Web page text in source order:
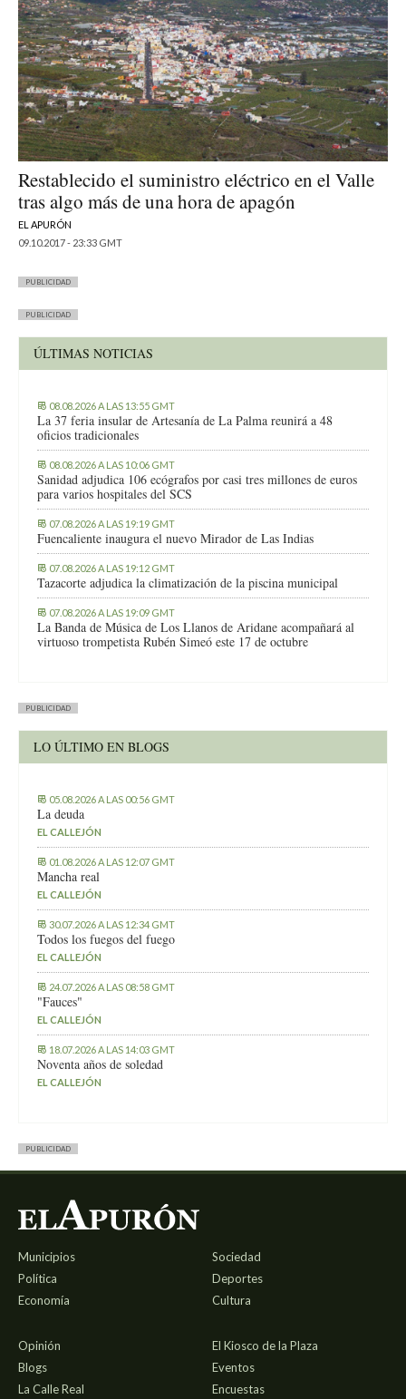
Restablecido el suministro eléctrico en el Valle
tras algo más de una hora de apagón
EL APURÓN
09.10.2017 - 23:33 GMT
PUBLICIDAD
PUBLICIDAD
ÚLTIMAS NOTICIAS
08.08.2026 A LAS 13:55 GMT
La 37 feria insular de Artesanía de La Palma reunirá a 48
oficios tradicionales
08.08.2026 A LAS 10:06 GMT
Sanidad adjudica 106 ecógrafos por casi tres millones de euros
para varios hospitales del SCS
07.08.2026 A LAS 19:19 GMT
Fuencaliente inaugura el nuevo Mirador de Las Indias
07.08.2026 A LAS 19:12 GMT
Tazacorte adjudica la climatización de la piscina municipal
07.08.2026 A LAS 19:09 GMT
La Banda de Música de Los Llanos de Aridane acompañará al
virtuoso trompetista Rubén Simeó este 17 de octubre
PUBLICIDAD
LO ÚLTIMO EN BLOGS
05.08.2026 A LAS 00:56 GMT
La deuda
EL CALLEJÓN
01.08.2026 A LAS 12:07 GMT
Mancha real
EL CALLEJÓN
30.07.2026 A LAS 12:34 GMT
Todos los fuegos del fuego
EL CALLEJÓN
24.07.2026 A LAS 08:58 GMT
"Fauces"
EL CALLEJÓN
18.07.2026 A LAS 14:03 GMT
Noventa años de soledad
EL CALLEJÓN
PUBLICIDAD
Municipios
Política
Economía
Sociedad
Deportes
Cultura
Opinión
Blogs
La Calle Real
El Kiosco de la Plaza
Eventos
Encuestas